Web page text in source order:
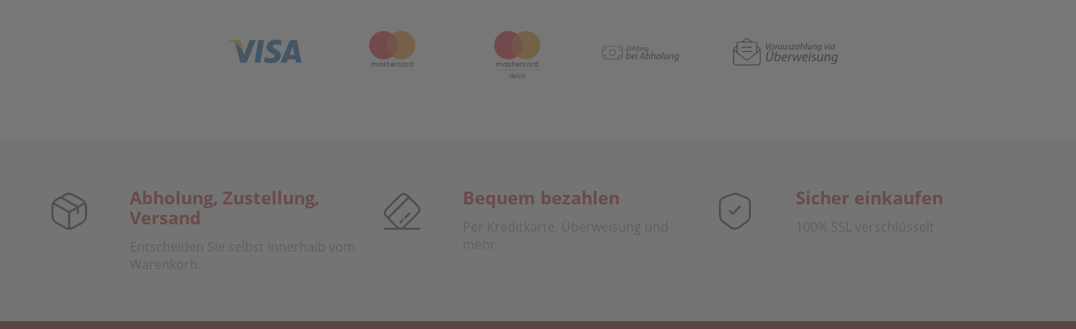
Abholung, Zustellung,
Versand
Entscheiden Sie selbst innerhalb vom
Warenkorb.
Bequem bezahlen
Per Kreditkarte, Überweisung und
mehr
Sicher einkaufen
100% SSL verschlüsselt